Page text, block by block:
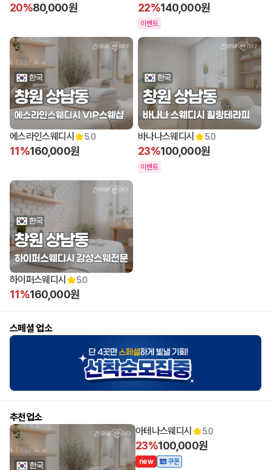
20%80,000원 22%140,000원
이벤트
12:00 오픈
에스라인스웨디시 5.0
11%160,000원
12:00 오픈
바나나스웨디시 5.0
23%100,000원
이벤트
15:00 오픈
하이퍼스웨디시 5.0
11%160,000원
스페셜 업소
추천업소
아테나스웨디시 5.0
23%100,000원
new 쿠폰